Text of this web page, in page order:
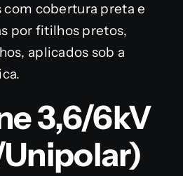
com cobertura preta e
por fitilhos pretos,
aplicados sob a
3,6/6kV